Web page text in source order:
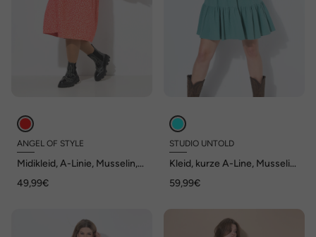
ANGEL OF STYLE
Midikleid, A-Linie, Musselin,
49,99€
STUDIO UNTOLD
Kleid, kurze A-Line, Musselin,
59,99€